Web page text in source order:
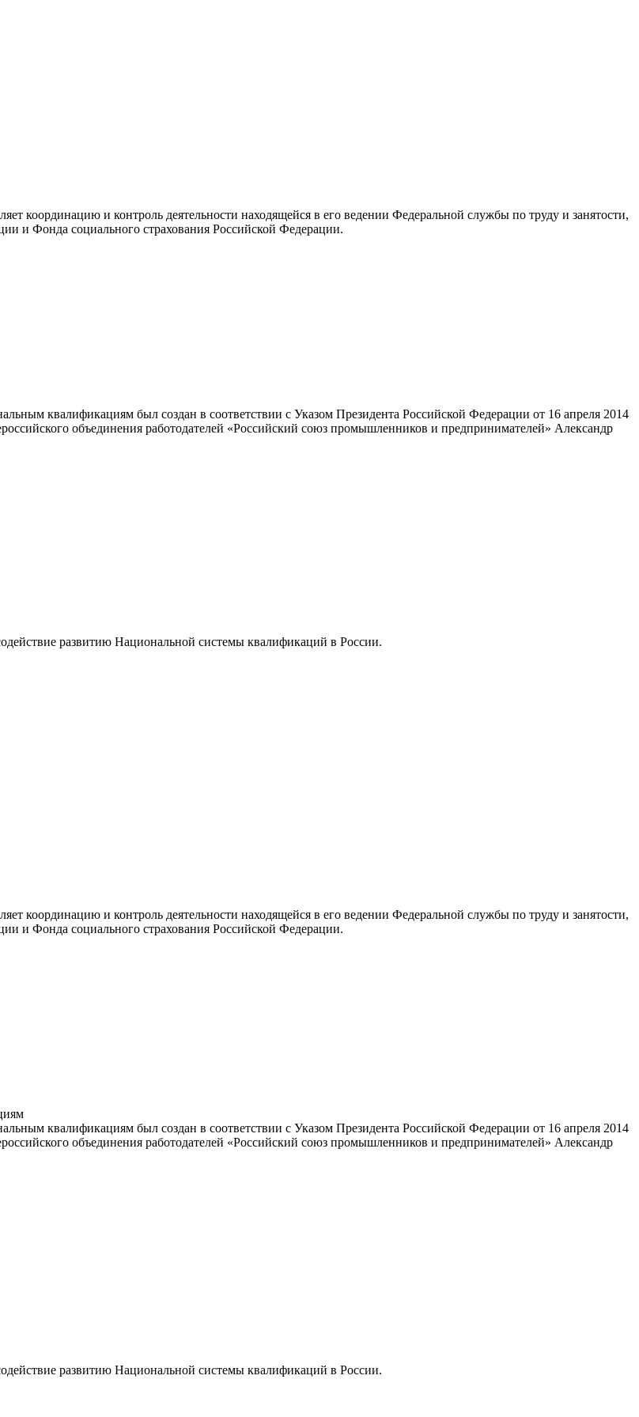
координацию и контроль деятельности находящейся в его ведении Федеральной службы по труду и занятости,
и Фонда социального страхования Российской Федерации.
квалификациям был создан в соответствии с Указом Президента Российской Федерации от 16 апреля 2014
объединения работодателей «Российский союз промышленников и предпринимателей» Александр
развитию Национальной системы квалификаций в России.
координацию и контроль деятельности находящейся в его ведении Федеральной службы по труду и занятости,
и Фонда социального страхования Российской Федерации.
квалификациям был создан в соответствии с Указом Президента Российской Федерации от 16 апреля 2014
объединения работодателей «Российский союз промышленников и предпринимателей» Александр
развитию Национальной системы квалификаций в России.